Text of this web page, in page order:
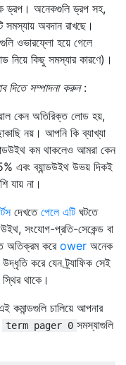
ড্রপ। অনেকগুলি ড্রপ সহ,
সমস্যায় অবদান রাখছে।
ওভারফ্লো হয়ে গেলে
নিয়ে কিছু সমস্যার কারণে)।
দিতে সম্পাদনা করুন:
কেন অতিরিক্ত লোড হয়,
নয়। আপনি কি ব্যাখ্যা
কম থাকলেও আমরা কেন
5% এবং ব্যান্ডউইথ উভয় দিকই
যায় না।
দেখতে পেলে এটিঘটতে
সংযোগ-প্রতি-সেকেন্ড বা
অতিক্রম করে ower অনেক
করে যেন ট্র্যাফিক সেই
থাকে।
কমান্ডগুলি চালিয়ে আপনার
term pager 0 সমস্যাগুলি